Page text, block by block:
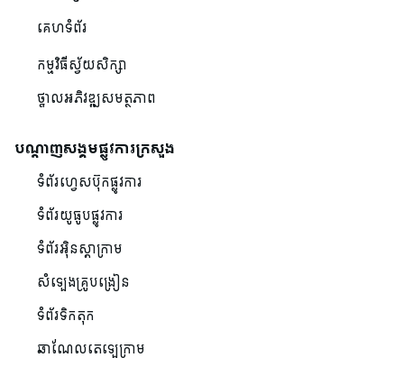
គេហទំព័រ
កម្មវិធីស្វ័យសិក្សា
ថ្នាលអភិវឌ្ឍសមត្ថភាព
បណ្ដាញសង្គមផ្លូវការក្រសួង
ទំព័រហ្វេសប៊ុកផ្លូវការ
ទំព័រយូធូបផ្លូវការ
ទំព័រអ៊ិនស្តាក្រាម
សំឡេងគ្រូបង្រៀន
ទំព័រទិកតុក
ឆាណែលតេឡេក្រាម